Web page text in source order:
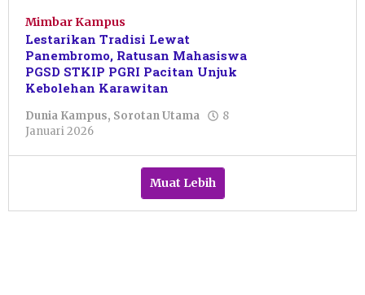
Mimbar Kampus
Lestarikan Tradisi Lewat
Panembromo, Ratusan Mahasiswa
PGSD STKIP PGRI Pacitan Unjuk
Kebolehan Karawitan
Dunia Kampus, Sorotan Utama
8
Januari 2026
Safitri
Muat Lebih